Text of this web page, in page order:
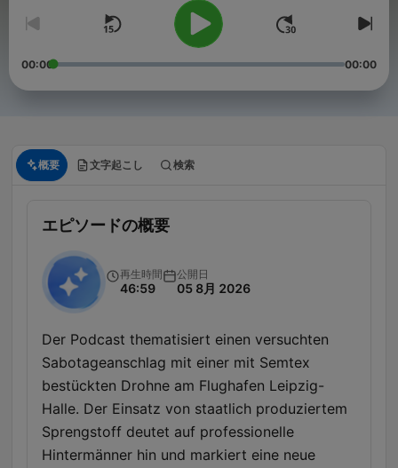
Interviews und Analysen, beleuchtet die Hintergründe und ist
live vor Ort - abonniert den Podcast und verpasst keine Folge
00:00 00:00
概要 文字起こし 検索
エピソードの概要
再生時間
46:59
公開日
05 8月 2026
Der Podcast thematisiert einen versuchten
Sabotageanschlag mit einer mit Semtex
bestückten Drohne am Flughafen Leipzig-
Halle. Der Einsatz von staatlich produziertem
Sprengstoff deutet auf professionelle
Hintermänner hin und markiert eine neue